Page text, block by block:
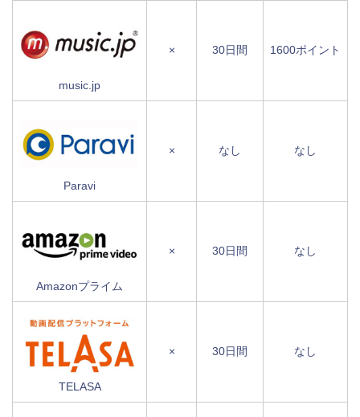
music.jp
× 30日間 1600ポイント
Paravi
× なし なし
Amazonプライム
× 30日間 なし
TELASA
× 30日間 なし